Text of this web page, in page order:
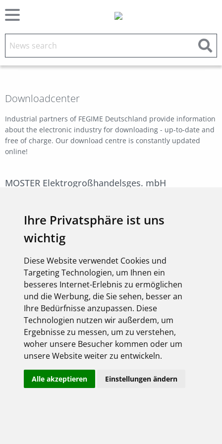
Ihre Privatsphäre ist uns
wichtig
Diese Website verwendet Cookies und
Targeting Technologien, um Ihnen ein
besseres Internet-Erlebnis zu ermöglichen
und die Werbung, die Sie sehen, besser an
Ihre Bedürfnisse anzupassen. Diese
Technologien nutzen wir außerdem, um
Ergebnisse zu messen, um zu verstehen,
woher unsere Besucher kommen oder um
unsere Website weiter zu entwickeln.
Alle akzeptieren Einstellungen ändern
Downloadcenter
Industrial partners of FEGIME Deutschland provide information
about the electronic industry for downloading - up-to-date and
free of charge. Our download centre is constantly updated
online!
MOSTER Elektrogroßhandelsges. mbH
EBusiness
Kataloge_Prospekte
Video
Shop-Login
Bitte melden Sie sich mit Ihrem Benutzernamen
und Passwort an: